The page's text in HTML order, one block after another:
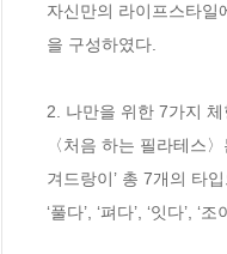
자신만의 라이프스타일
을 구성하였다.
2. 나만을 위한 7가지
〈처음 하는 필라테스〉
겨드랑이’ 총 7개의 타
‘풀다’, ‘펴다’, ‘잇다’, ‘